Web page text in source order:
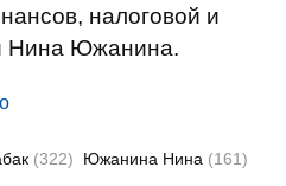
налоговой и
Нина Южанина.
(322) Южанина Нина (161)